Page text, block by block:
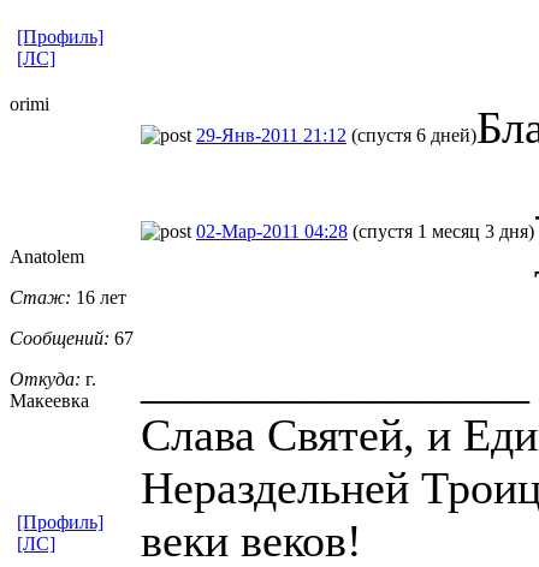
[Профиль]
[ЛС]
orimi
29-Янв-2011 21:12 (спустя 6 дней)
Anatolem
Стаж: 16 лет
Сообщений: 67
Откуда: г.
Макеевка
02-Мар-2011 04:28 (спустя 1 месяц 3 дня)
Слава Святей, и
Нераздельней
веки веков!
[Профиль]
[ЛС]